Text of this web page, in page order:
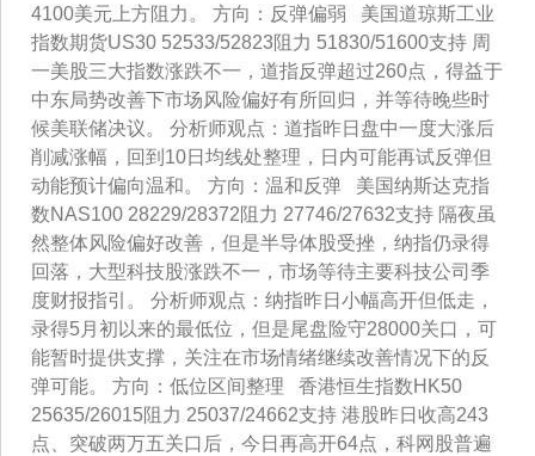
4100美元上方阻力。 方向：反弹偏弱 美国道琼斯工业
指数期货US30 52533/52823阻力 51830/51600支持 周
一美股三大指数涨跌不一，道指反弹超过260点，得益于
中东局势改善下市场风险偏好有所回归，并等待晚些时
候美联储决议。 分析师观点：道指昨日盘中一度大涨后
削减涨幅，回到10日均线处整理，日内可能再试反弹但
动能预计偏向温和。 方向：温和反弹 美国纳斯达克指
数NAS100 28229/28372阻力 27746/27632支持 隔夜虽
然整体风险偏好改善，但是半导体股受挫，纳指仍录得
回落，大型科技股涨跌不一，市场等待主要科技公司季
度财报指引。 分析师观点：纳指昨日小幅高开但低走，
录得5月初以来的最低位，但是尾盘险守28000关口，可
能暂时提供支撑，关注在市场情绪继续改善情况下的反
弹可能。 方向：低位区间整理 香港恒生指数HK50
25635/26015阻力 25037/24662支持 港股昨日收高243
点、突破两万五关口后，今日再高开64点，科网股普遍